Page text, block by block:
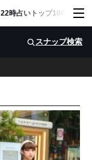
22時占い トップ100 スナッ
スナップ検索